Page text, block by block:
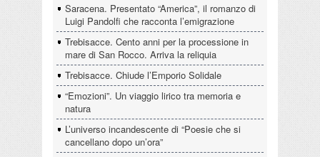
Saracena. Presentato “America”, il romanzo di
Luigi Pandolfi che racconta l’emigrazione
Trebisacce. Cento anni per la processione in
mare di San Rocco. Arriva la reliquia
Trebisacce. Chiude l’Emporio Solidale
“Emozioni”. Un viaggio lirico tra memoria e
natura
L’universo incandescente di “Poesie che si
cancellano dopo un’ora”